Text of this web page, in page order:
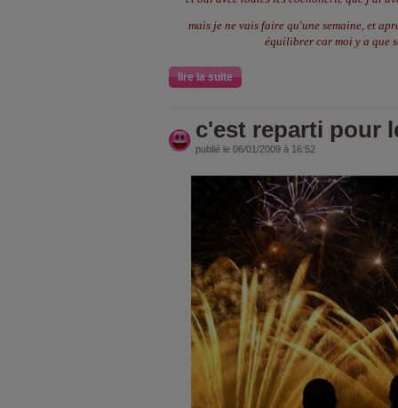
mais je ne vais faire qu'une semaine, et
équilibrer car moi y a que
lire la suite
c'est reparti pour
publié le 06/01/2009 à 16:52